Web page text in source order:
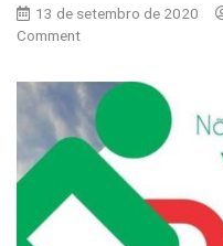
13 de setembro de 2020
Commenton
promove
treinamentos
em
manutenção